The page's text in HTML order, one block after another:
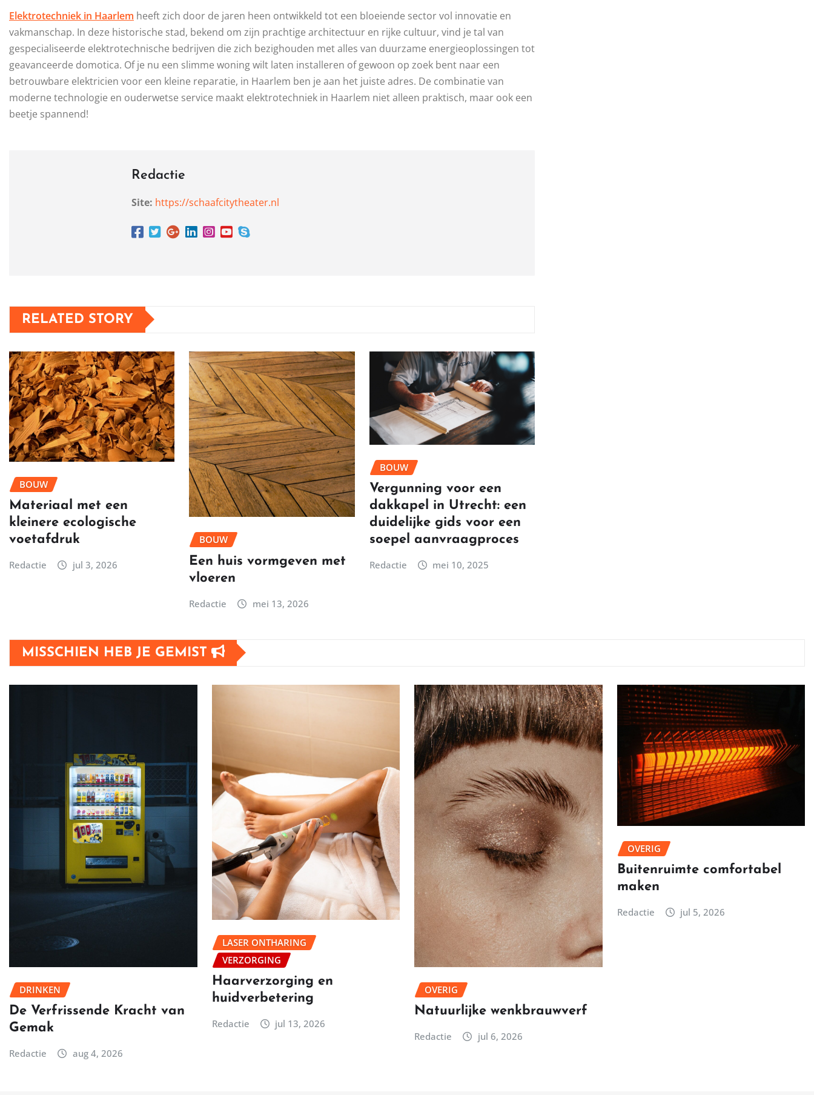
Elektrotechniek in Haarlem heeft zich door de jaren heen ontwikkeld tot een bloeiende sector vol innovatie en
vakmanschap. In deze historische stad, bekend om zijn prachtige architectuur en rijke cultuur, vind je tal van
gespecialiseerde elektrotechnische bedrijven die zich bezighouden met alles van duurzame energieoplossingen tot
geavanceerde domotica. Of je nu een slimme woning wilt laten installeren of gewoon op zoek bent naar een
betrouwbare elektricien voor een kleine reparatie, in Haarlem ben je aan het juiste adres. De combinatie van
moderne technologie en ouderwetse service maakt elektrotechniek in Haarlem niet alleen praktisch, maar ook een
beetje spannend!
Redactie
Site: https://schaafcitytheater.nl
RELATED STORY
BOUW
Materiaal met een
kleinere ecologische
voetafdruk
Redactie jul 3, 2026
BOUW
Een huis vormgeven met
vloeren
Redactie mei 13, 2026
BOUW
Vergunning voor een
dakkapel in Utrecht: een
duidelijke gids voor een
soepel aanvraagproces
Redactie mei 10, 2025
MISSCHIEN HEB JE GEMIST
DRINKEN
De Verfrissende Kracht van
Gemak
Redactie aug 4, 2026
LASER ONTHARING
VERZORGING
Haarverzorging en
huidverbetering
Redactie jul 13, 2026
OVERIG
Natuurlijke wenkbrauwverf
Redactie jul 6, 2026
OVERIG
Buitenruimte comfortabel
maken
Redactie jul 5, 2026